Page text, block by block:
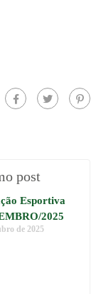
post
Esportiva
2025
de 2025